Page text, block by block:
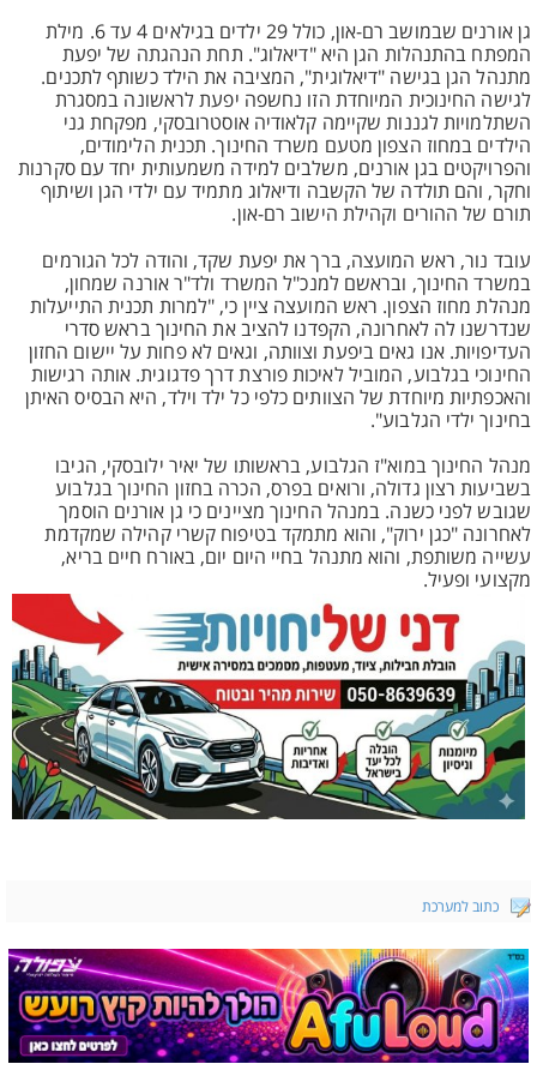
גן אורנים שבמושב רם-און, כולל 29 ילדים בגילאים 4 עד 6. מילת
המפתח בהתנהלות הגן היא "דיאלוג". תחת הנהגתה של יפעת
מתנהל הגן בגישה "דיאלוגית", המציבה את הילד כשותף לתכנים.
לגישה החינוכית המיוחדת הזו נחשפה יפעת לראשונה במסגרת
השתלמויות לגננות שקיימה קלאודיה אוסטרובסקי, מפקחת גני
הילדים במחוז הצפון מטעם משרד החינוך. תכנית הלימודים,
והפרויקטים בגן אורנים, משלבים למידה משמעותית יחד עם סקרנות
וחקר, והם תולדה של הקשבה ודיאלוג מתמיד עם ילדי הגן ושיתוף
תורם של ההורים וקהילת הישוב רם-און.
עובד נור, ראש המועצה, ברך את יפעת שקד, והודה לכל הגורמים
במשרד החינוך, ובראשם למנכ"ל המשרד ולד"ר אורנה שמחון,
מנהלת מחוז הצפון. ראש המועצה ציין כי, "למרות תכנית התייעלות
שנדרשנו לה לאחרונה, הקפדנו להציב את החינוך בראש סדרי
העדיפויות. אנו גאים ביפעת וצוותה, וגאים לא פחות על יישום החזון
החינוכי בגלבוע, המוביל לאיכות פורצת דרך פדגוגית. אותה רגישות
והאכפתיות מיוחדת של הצוותים כלפי כל ילד וילד, היא הבסיס האיתן
בחינוך ילדי הגלבוע".
מנהל החינוך במוא"ז הגלבוע, בראשותו של יאיר ילובסקי, הגיבו
בשביעות רצון גדולה, ורואים בפרס, הכרה בחזון החינוך בגלבוע
שגובש לפני כשנה. במנהל החינוך מציינים כי גן אורנים הוסמך
לאחרונה "כגן ירוק", והוא מתמקד בטיפוח קשרי קהילה שמקדמת
עשייה משותפת, והוא מתנהל בחיי היום יום, באורח חיים בריא,
מקצועי ופעיל.
כתוב למערכת